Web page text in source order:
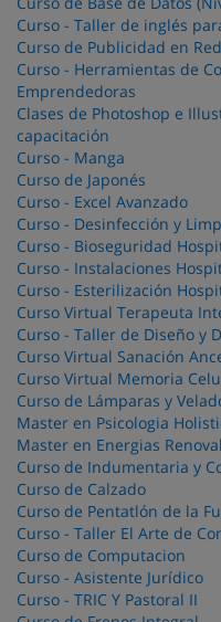
Curso - Taller de inglés
Curso de Publicidad en
Curso - Herramientas de
Emprendedoras
Clases de Photoshop e
capacitación
Curso - Manga
Curso de Japonés
Curso - Excel Avanzado
Curso - Desinfección y
Curso - Bioseguridad
Curso - Instalaciones
Curso - Esterilización
Curso Virtual Terapeuta
Curso - Taller de Diseño y
Curso Virtual Sanación
Curso Virtual Memoria
Curso de Lámparas y
Master en Psicologia
Master en Energias
Curso de Indumentaria y
Curso de Calzado
Curso de Pentatlón de la
Curso - Taller El Arte de
Curso de Computacion
Curso - Asistente Jurídico
Curso - TRIC Y Pastoral II